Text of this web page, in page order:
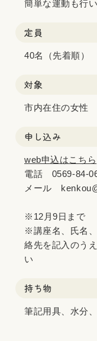
簡単な運動も行い
定員
40名（先着順）
対象
市内在住の女性
申し込み
web申込はこちら
電話 0569-84-
メール
※12月9日まで
※講座名、氏名
絡先を記入のう
い
持ち物
筆記用具、水分